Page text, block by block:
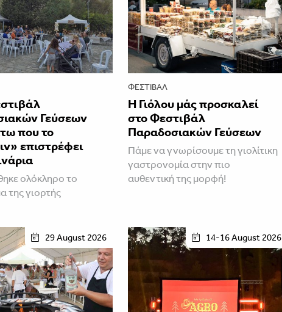
Γεύσεων
που το
επιστρέφει
ολόκληρο το
της γιορτής
ΦΕΣΤΙΒΑΛ
Η Γιόλου μάς προσκαλεί
στο Φεστιβάλ
Παραδοσιακών Γεύσεων
Πάμε να γνωρίσουμε τη γιολίτικη
γαστρονομία στην πιο
αυθεντική της μορφή!
29 August 2026 14-16 August 2026